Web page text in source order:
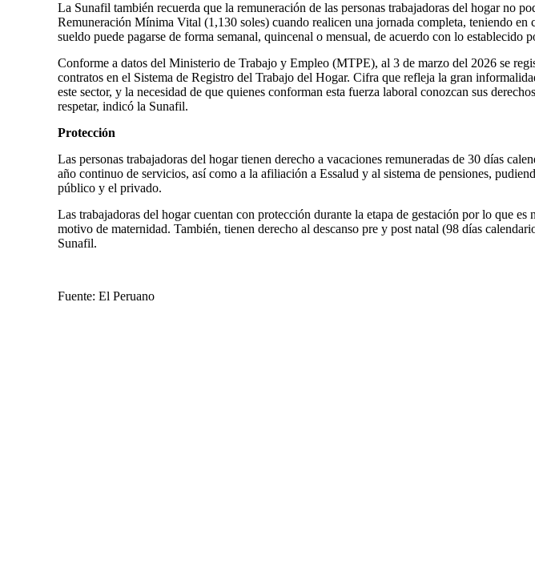
La Sunafil también recuerda que la remuneración de las personas trabajadoras del hogar no
Remuneración Mínima Vital (1,130 soles) cuando realicen una jornada completa, teniendo en
sueldo puede pagarse de forma semanal, quincenal o mensual, de acuerdo con lo establecido
Conforme a datos del Ministerio de Trabajo y Empleo (MTPE), al 3 de marzo del 2026 se
contratos en el Sistema de Registro del Trabajo del Hogar. Cifra que refleja la gran
este sector, y la necesidad de que quienes conforman esta fuerza laboral conozcan sus
respetar, indicó la Sunafil.
Protección
Las personas trabajadoras del hogar tienen derecho a vacaciones remuneradas de 30 días
año continuo de servicios, así como a la afiliación a Essalud y al sistema de pensiones,
público y el privado.
Las trabajadoras del hogar cuentan con protección durante la etapa de gestación por lo que es
motivo de maternidad. También, tienen derecho al descanso pre y post natal (98 días
Sunafil.
Fuente: El Peruano